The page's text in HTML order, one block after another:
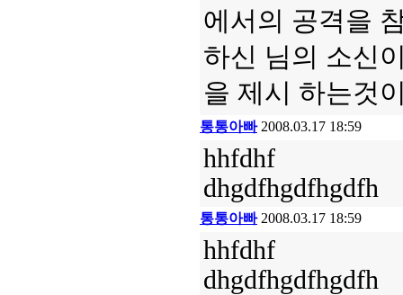
에서의 공격을
하신 님의 소신
을 제시 하는것
통통아빠 2008.03.17 18:59
hhfdhf
dhgdfhgdfhgdfh
통통아빠 2008.03.17 18:59
hhfdhf
dhgdfhgdfhgdfh